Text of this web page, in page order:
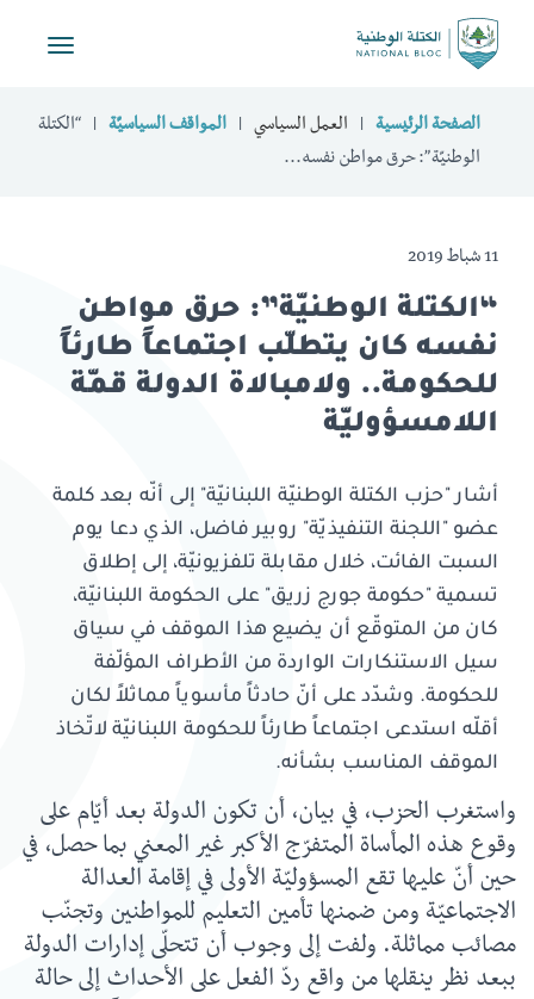
Toggle
الصفحة الرئيسية العمل السياسي المواقف السياسيّة
“الكتلة
الوطنيّة”: حرق مواطن نفسه...
11 شباط 2019
“الكتلة الوطنيّة”: حرق مواطن
نفسه كان يتطلّب اجتماعاً طارئاً
للحكومة.. ولامبالاة الدولة قمّة
اللامسؤوليّة
أشار "حزب الكتلة الوطنيّة اللبنانيّة" إلى أنّه بعد كلمة
عضو "اللجنة التنفيذيّة" روبير فاضل، الذي دعا يوم
السبت الفائت، خلال مقابلة تلفزيونيّة، إلى إطلاق
تسمية "حكومة جورج زريق" على الحكومة اللبنانيّة،
كان من المتوقّع أن يضيع هذا الموقف في سياق
سيل الاستنكارات الواردة من الأطراف المؤلّفة
للحكومة. وشدّد على أنّ حادثاً مأسوياً مماثلاً لكان
أقلّه استدعى اجتماعاً طارئاً للحكومة اللبنانيّة لاتّخاذ
الموقف المناسب بشأنه.
واستغرب الحزب، في بيان، أن تكون الدولة بعد أيّام على
وقوع هذه المأساة المتفرّج الأكبر غير المعني بما حصل، في
حين أنّ عليها تقع المسؤوليّة الأولى في إقامة العدالة
الاجتماعيّة ومن ضمنها تأمين التعليم للمواطنين وتجنّب
مصائب مماثلة. ولفت إلى وجوب أن تتحلّى إدارات الدولة
ببعد نظر ينقلها من واقع ردّ الفعل على الأحداث إلى حالة